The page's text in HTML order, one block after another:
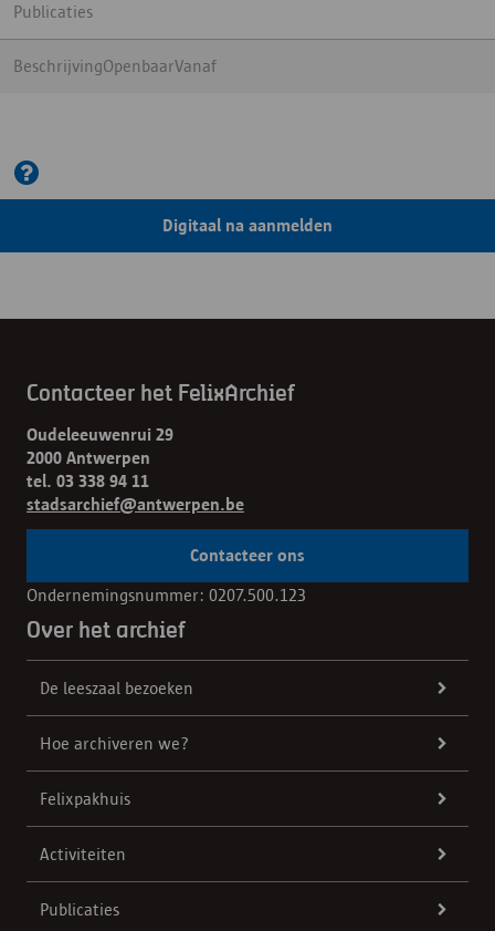
Publicaties
BeschrijvingOpenbaarVanaf
Digitaal na aanmelden
Contacteer het FelixArchief
Oudeleeuwenrui 29
2000 Antwerpen
tel. 03 338 94 11
stadsarchief@antwerpen.be
Contacteer ons
Ondernemingsnummer: 0207.500.123
Over het archief
De leeszaal bezoeken
Hoe archiveren we?
Felixpakhuis
Activiteiten
Publicaties